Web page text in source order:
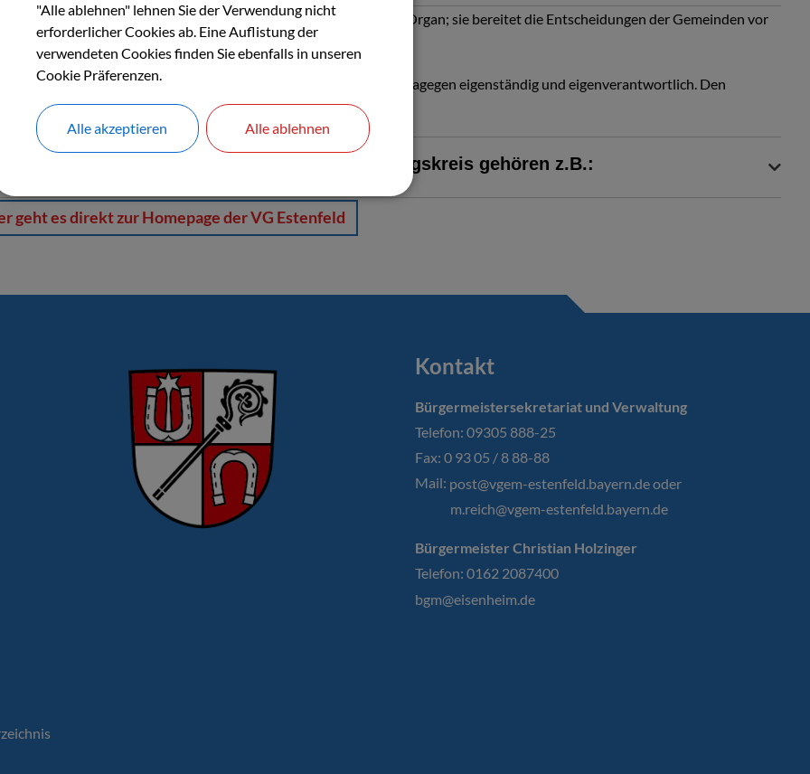
diesen Aufgaben ist die Verwaltungsgemeinschaft ausführendes Organ; sie bereitet die Entscheidungen der Gemeinden vor
die Beschlüsse der Kollegialorgane.
Wirkungskreis handelt die Verwaltungsgemeinschaft dagegen eigenständig und eigenverantwortlich. Den
steht kein Weisungsrecht zu.
Aufgabengebieten des übertragenen Wirkungskreis gehören z.B.:
geht es direkt zur Homepage der VG Estenfeld
Kontakt
Bürgermeistersekretariat und Verwaltung
Telefon: 09305 888-25
Fax: 0 93 05 / 8 88-88
Mail: post@vgem-estenfeld.bayern.de oder
m.reich@vgem-estenfeld.bayern.de
Bürgermeister Christian Holzinger
Telefon: 0162 2087400
bgm@eisenheim.de
"Alle ablehnen" lehnen Sie der Verwendung nicht
erforderlicher Cookies ab. Eine Auflistung der
verwendeten Cookies finden Sie ebenfalls in unseren
Cookie Präferenzen.
Alle akzeptieren Alle ablehnen